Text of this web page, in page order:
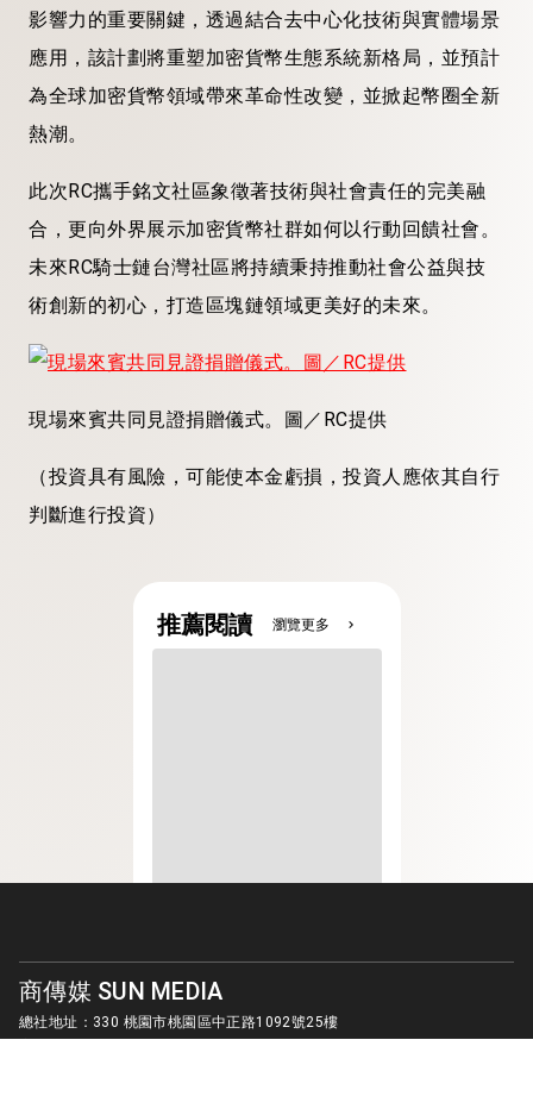
影響力的重要關鍵，透過結合去中心化技術與實體場景
應用，該計劃將重塑加密貨幣生態系統新格局，並預計
為全球加密貨幣領域帶來革命性改變，並掀起幣圈全新
熱潮。
此次RC攜手銘文社區象徵著技術與社會責任的完美融
合，更向外界展示加密貨幣社群如何以行動回饋社會。
未來RC騎士鏈台灣社區將持續秉持推動社會公益與技
術創新的初心，打造區塊鏈領域更美好的未來。
現場來賓共同見證捐贈儀式。圖／RC提供
（投資具有風險，可能使本金虧損，投資人應依其自行
判斷進行投資）
推薦閱讀 瀏覽更多 chevron_right
商傳媒 SUN MEDIA
總社地址：330 桃園市桃園區中正路1092號25樓